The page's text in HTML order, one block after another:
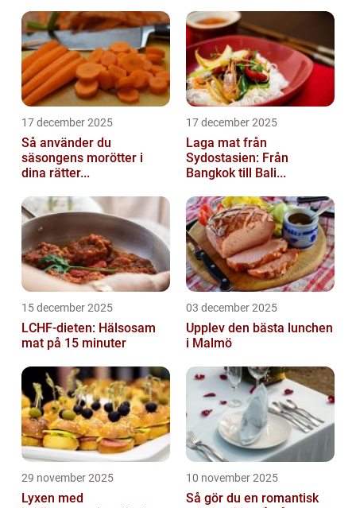
17 december 2025
Så använder du
säsongens morötter i
dina rätter...
17 december 2025
Laga mat från
Sydostasien: Från
Bangkok till Bali...
15 december 2025
LCHF-dieten: Hälsosam
mat på 15 minuter
03 december 2025
Upplev den bästa lunchen
i Malmö
29 november 2025
Lyxen med
10 november 2025
Så gör du en romantisk